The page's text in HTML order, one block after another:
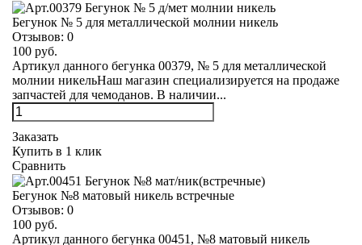
Бегунок № 5 для металлической молнии никель
Отзывов: 0
100 руб.
Артикул данного бегунка 00379, № 5 для металлической
молнии никельНаш магазин специализируется на продаже
запчастей для чемоданов. В наличии...
Заказать
Купить в 1 клик
Сравнить
Бегунок №8 матовый никель встречные
Отзывов: 0
100 руб.
Артикул данного бегунка 00451, №8 матовый никель